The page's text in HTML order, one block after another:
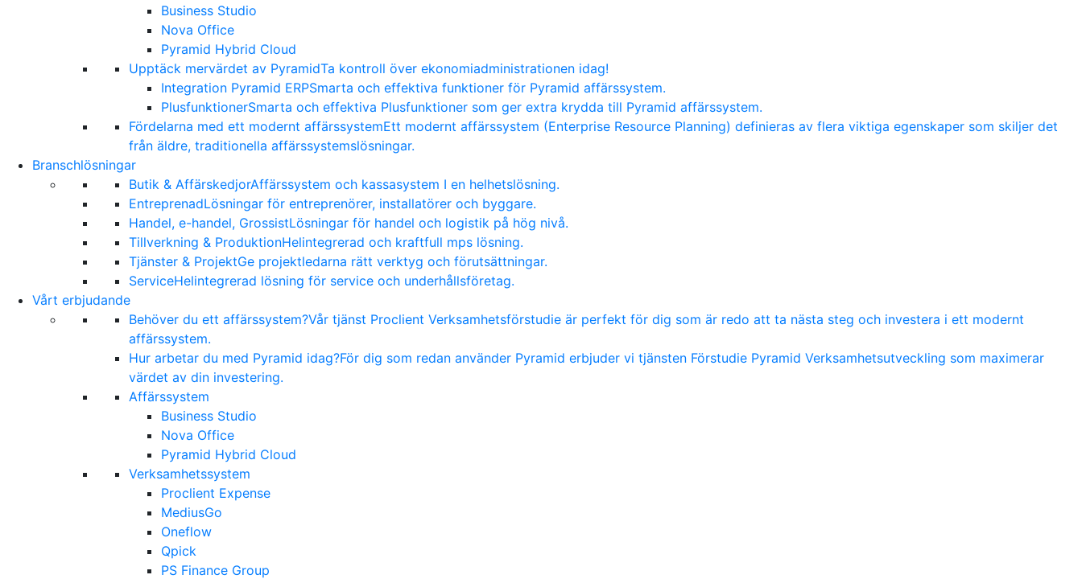
Business Studio
Nova Office
Pyramid Hybrid Cloud
Upptäck mervärdet av PyramidTa kontroll över ekonomiadministrationen idag!
Integration Pyramid ERPSmarta och effektiva funktioner för Pyramid affärssystem.
PlusfunktionerSmarta och effektiva Plusfunktioner som ger extra krydda till Pyramid affärssystem.
Fördelarna med ett modernt affärssystemEtt modernt affärssystem (Enterprise Resource Planning) definieras av flera viktiga egenskaper som skiljer det
från äldre, traditionella affärssystemslösningar.
Branschlösningar
Butik & AffärskedjorAffärssystem och kassasystem I en helhetslösning.
EntreprenadLösningar för entreprenörer, installatörer och byggare.
Handel, e-handel, GrossistLösningar för handel och logistik på hög nivå.
Tillverkning & ProduktionHelintegrerad och kraftfull mps lösning.
Tjänster & ProjektGe projektledarna rätt verktyg och förutsättningar.
ServiceHelintegrerad lösning för service och underhållsföretag.
Vårt erbjudande
Behöver du ett affärssystem?Vår tjänst Proclient Verksamhetsförstudie är perfekt för dig som är redo att ta nästa steg och investera i ett modernt
affärssystem.
Hur arbetar du med Pyramid idag?För dig som redan använder Pyramid erbjuder vi tjänsten Förstudie Pyramid Verksamhetsutveckling som maximerar
värdet av din investering.
Affärssystem
Business Studio
Nova Office
Pyramid Hybrid Cloud
Verksamhetssystem
Proclient Expense
MediusGo
Oneflow
Qpick
PS Finance Group